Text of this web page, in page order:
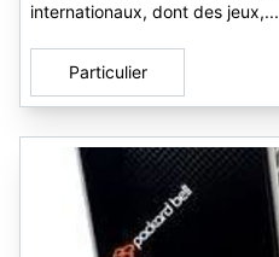
internationaux, dont des jeux,...
Particulier